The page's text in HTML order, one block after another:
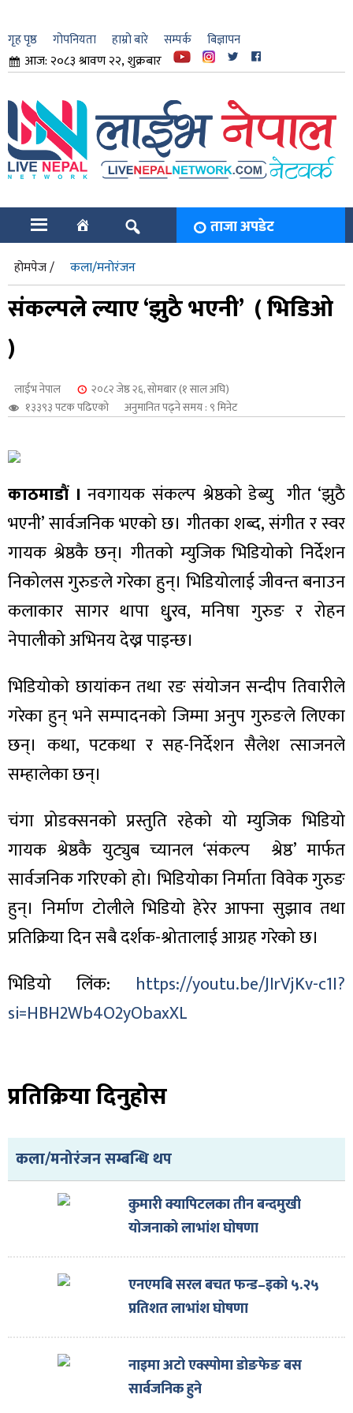
गृह पृष्ठ गोपनियता हाम्रो बारे सम्पर्क बिज्ञापन
आज: २०८३ श्रावण २२, शुक्रबार
ताजा अपडेट
होमपेज / कला/मनोरंजन
संकल्पले ल्याए ‘झुठै भएनी’ ( भिडिओ
)
लाईभ नेपाल
२०८२ जेष्ठ २६, सोमबार (१ साल अघि)
१३३९३ पटक पढिएको
अनुमानित पढ्ने समय : ९ मिनेट
काठमाडौं । नवगायक संकल्प श्रेष्ठको डेब्यु गीत ‘झुठै
भएनी’ सार्वजनिक भएको छ। गीतका शब्द, संगीत र स्वर
गायक श्रेष्ठकै छन्। गीतको म्युजिक भिडियोको निर्देशन
निकोलस गुरुङले गरेका हुन्। भिडियोलाई जीवन्त बनाउन
कलाकार सागर थापा धु्रव, मनिषा गुरुङ र रोहन
नेपालीको अभिनय देख्न पाइन्छ।
भिडियोको छायांकन तथा रङ संयोजन सन्दीप तिवारीले
गरेका हुन् भने सम्पादनको जिम्मा अनुप गुरुङले लिएका
छन्। कथा, पटकथा र सह-निर्देशन सैलेश त्साजनले
सम्हालेका छन्।
चंगा प्रोडक्सनको प्रस्तुति रहेको यो म्युजिक भिडियो
गायक श्रेष्ठकै युट्युब च्यानल ‘संकल्प श्रेष्ठ’ मार्फत
सार्वजनिक गरिएको हो। भिडियोका निर्माता विवेक गुरुङ
हुन्। निर्माण टोलीले भिडियो हेरेर आफ्ना सुझाव तथा
प्रतिक्रिया दिन सबै दर्शक-श्रोतालाई आग्रह गरेको छ।
भिडियो लिंक: https://youtu.be/JIrVjKv-c1I?
si=HBH2Wb4O2yObaxXL
प्रतिक्रिया दिनुहोस
कला/मनोरंजन सम्बन्धि थप
कुमारी क्यापिटलका तीन बन्दमुखी
योजनाको लाभांश घोषणा
एनएमबि सरल बचत फन्ड–इको ५.२५
प्रतिशत लाभांश घोषणा
नाइमा अटो एक्स्पोमा डोङफेङ बस
सार्वजनिक हुने